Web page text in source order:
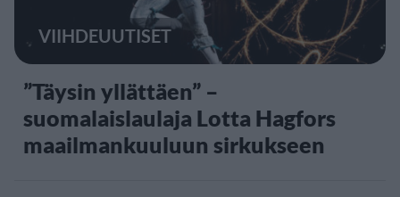
VIIHDEUUTISET
”Täysin yllättäen” –
suomalaislaulaja Lotta Hagfors
maailmankuuluun sirkukseen